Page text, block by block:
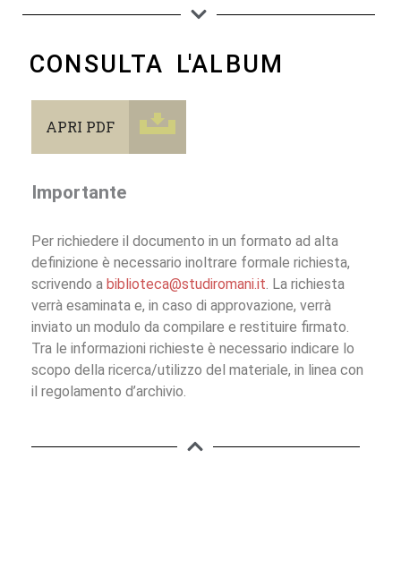
CONSULTA L'ALBUM
APRI PDF
Importante
Per richiedere il documento in un formato ad alta
definizione è necessario inoltrare formale richiesta,
scrivendo a biblioteca@studiromani.it. La richiesta
verrà esaminata e, in caso di approvazione, verrà
inviato un modulo da compilare e restituire firmato.
Tra le informazioni richieste è necessario indicare lo
scopo della ricerca/utilizzo del materiale, in linea con
il regolamento d’archivio.